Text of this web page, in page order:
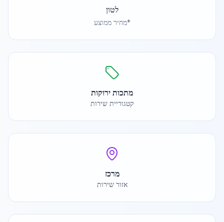
לטון
*מחיר ממוצע
מתכות ירוקות
קטגוריית שירות
מרכז
אזור שירות